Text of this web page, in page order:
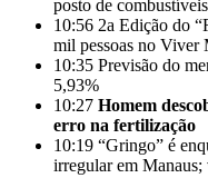
posto de
10:56 2a Edição do
mil pessoas no Viver
10:35 Previsão do
5,93%
10:27 Homem
erro na fertilização
10:19 “Gringo” é
irregular em Manaus;